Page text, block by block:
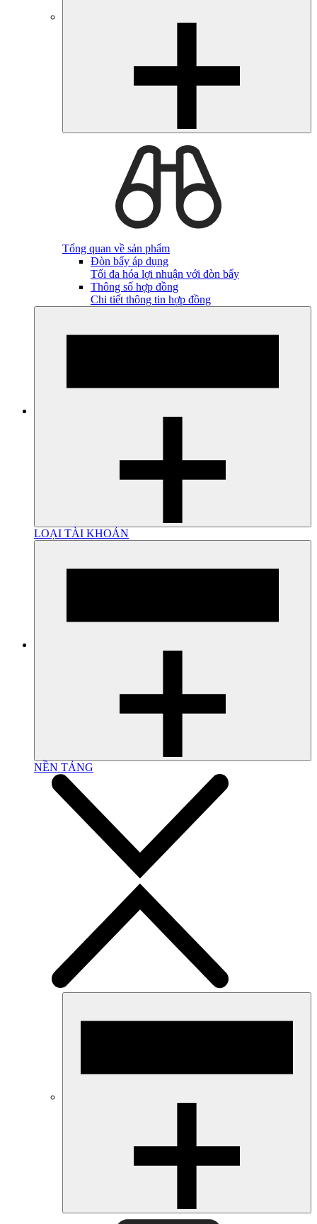
Tổng quan về sản phẩm
Đòn bẩy áp dụng
Tối đa hóa lợi nhuận với đòn bẩy
Thông số hợp đồng
Chi tiết thông tin hợp đồng
LOẠI TÀI KHOẢN
NỀN TẢNG